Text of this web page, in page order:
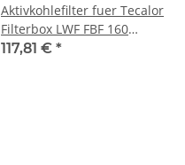
Aktivkohlefilter fuer Tecalor
Filterbox LWF FBF 160
Artikelnummer - 204799
117,81 € *